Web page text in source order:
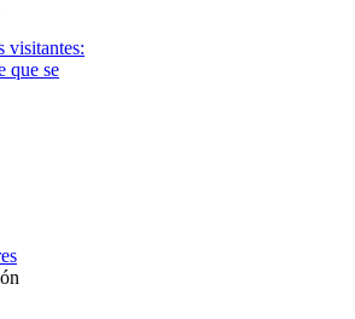
visitantes:
que se